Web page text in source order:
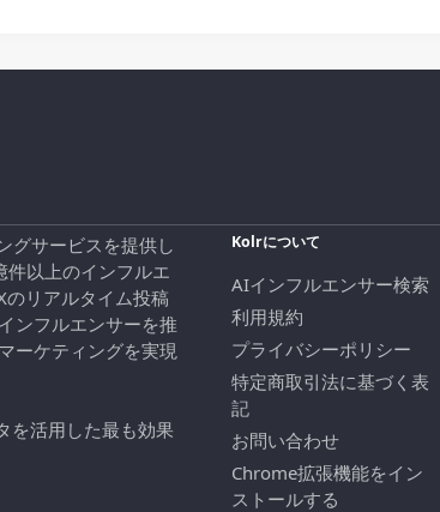
グサービスを提供し
件以上のインフルエ
リアルタイム投稿
ンフルエンサーを推
ーケティングを実現
を活用した最も効果
Kolrについて
AIインフルエンサー検索
利用規約
プライバシーポリシー
特定商取引法に基づく表
記
お問い合わせ
Chrome拡張機能をイン
ストールする